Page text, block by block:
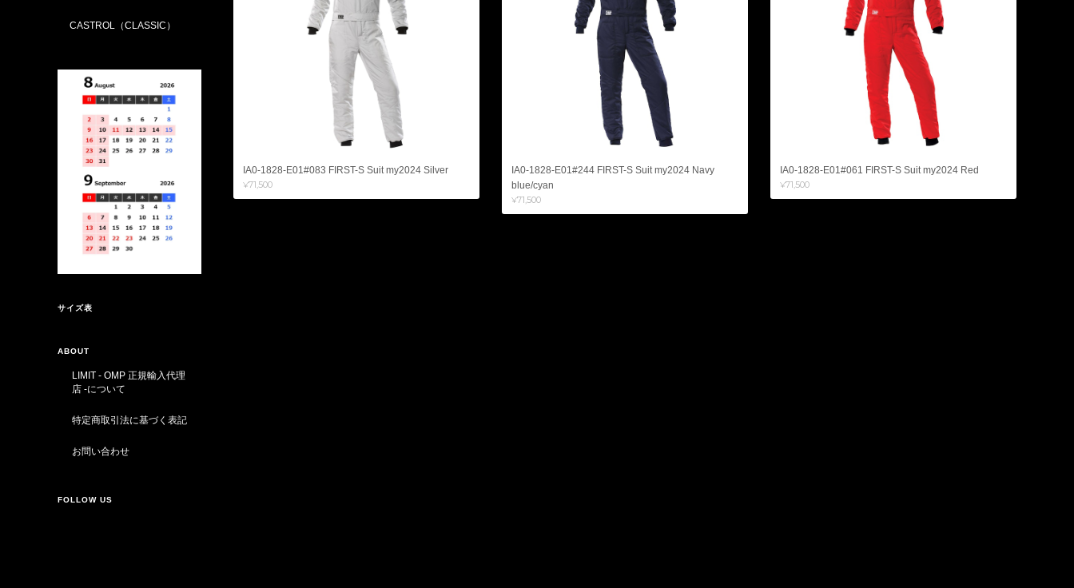
IA0-1828-E01#083 FIRST-S Suit my2024 Silver
¥71,500
IA0-1828-E01#244 FIRST-S Suit my2024 Navy
blue/cyan
¥71,500
IA0-1828-E01#061 FIRST-S Suit my2024 Red
¥71,500
CASTROL（CLASSIC）
サイズ表
ABOUT
LIMIT - OMP 正規輸入代理
店 -について
特定商取引法に基づく表記
お問い合わせ
FOLLOW US